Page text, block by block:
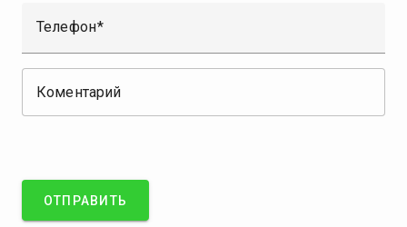
Телефон
Коментарий
ОТПРАВИТЬ